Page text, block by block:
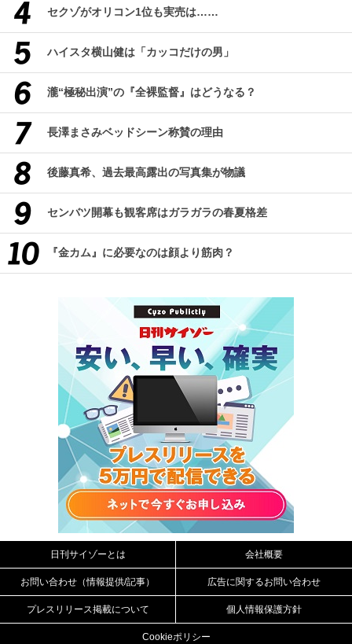
セクゾがオリコン1位も実売は……
ハイスタ横山健は「カッコだけの男」
瀧“極秘出演”の『全裸監督』はどうなる？
長澤まさみベッドシーン称賛の理由
後藤真希、過去最高露出の写真集が物議
センバツ開幕も観客席はガラガラの春夏格差
『金カム』に必要なのは顔より筋肉？
日刊サイゾーとは 会社概要
お問い合わせ（情報提供/記事） 広告に関するお問い合わせ
プレスリリース掲載について 個人情報保護方針
Cookieポリシー